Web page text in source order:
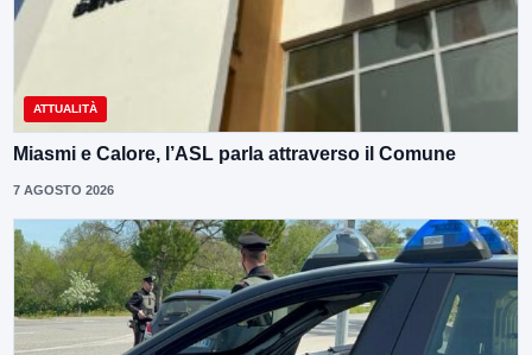
ATTUALITÀ
Miasmi e Calore, l’ASL parla attraverso il Comune
7 AGOSTO 2026